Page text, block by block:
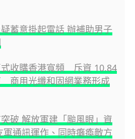
蓄意掛起電話 辦補助男子
收購香港寬頻 斥資 10.84
商用光纖和固網業務形成
破 解放軍建「颱風眼」資
通訊運作、同時癱瘓敵方